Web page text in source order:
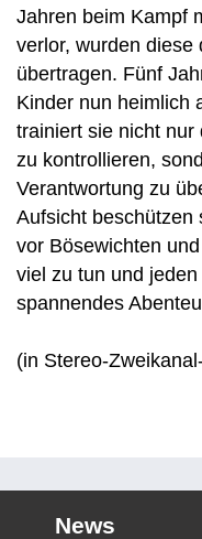
Jahren beim Kampf
verlor, wurden diese
übertragen. Fünf
Kinder nun heimlich
trainiert sie nicht
zu kontrollieren,
Verantwortung zu
Aufsicht beschützen
vor Bösewichten
viel zu tun und
spannendes
(in Stereo-
News